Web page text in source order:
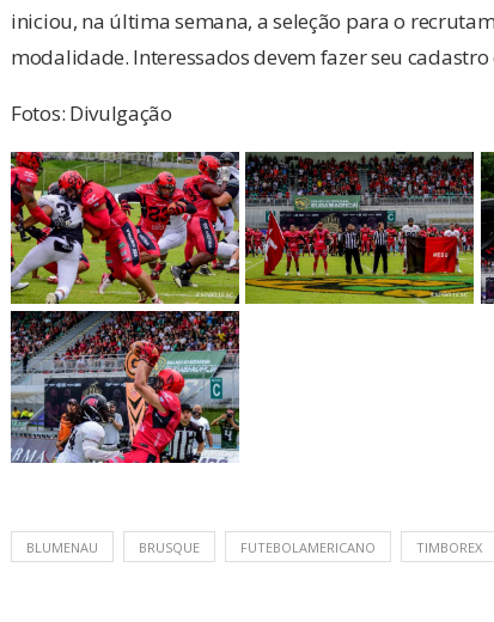
iniciou, na última semana, a seleção para o
modalidade. Interessados devem fazer seu
Fotos: Divulgação
BLUMENAU BRUSQUE FUTEBOLAMERICANO TIMBOREX